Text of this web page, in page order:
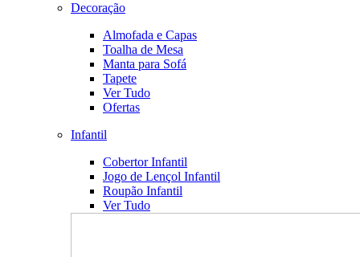
Decoração
Almofada e Capas
Toalha de Mesa
Manta para Sofá
Tapete
Ver Tudo
Ofertas
Infantil
Cobertor Infantil
Jogo de Lençol Infantil
Roupão Infantil
Ver Tudo